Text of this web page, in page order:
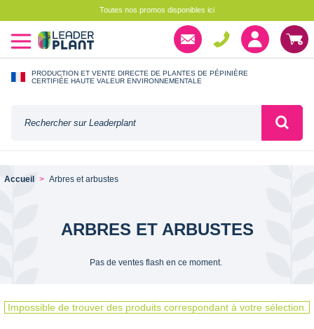
Toutes nos promos disponibles ici
PRODUCTION ET VENTE DIRECTE DE PLANTES DE PÉPINIÈRE
CERTIFIÉE HAUTE VALEUR ENVIRONNEMENTALE
Accueil Arbres et arbustes
ARBRES ET ARBUSTES
Pas de ventes flash en ce moment.
Impossible de trouver des produits correspondant à votre sélection.